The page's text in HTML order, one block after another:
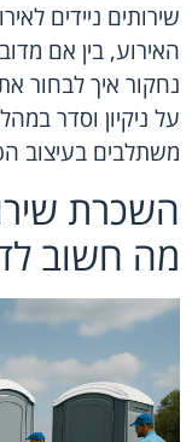
שירותים ניידים
האירוע, בין אם
נחקור איך לבחור
על ניקיון וסדר
משתלבים בעיצוב
השכרת
מה חשוב